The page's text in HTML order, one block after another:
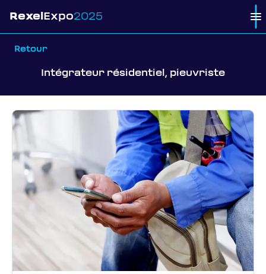
Rexel Expo2025
Retour
Intégrateur résidentiel, pieuvriste